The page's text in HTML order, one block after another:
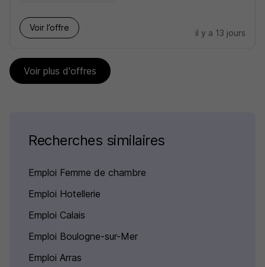
Voir l’offre
il y a 13 jours
Voir plus d'offres
Recherches similaires
Emploi Femme de chambre
Emploi Hotellerie
Emploi Calais
Emploi Boulogne-sur-Mer
Emploi Arras